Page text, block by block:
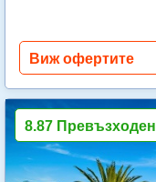
Виж офертите
8.87 Превъзходен